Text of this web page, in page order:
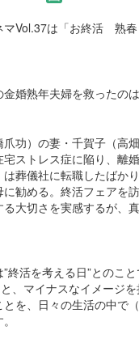
マVol.37は「お終活 熟
金婚熟年夫婦を救ったの
爪功）の妻・千賀子（高
ストレス症に陥り、離
は葬儀社に転職したば
勧める。終活フェアを
る大切さを実感するが
パッケ
終活を考える日”とのこと
と、マイナスなイメージ
とを、日々の生活の中で